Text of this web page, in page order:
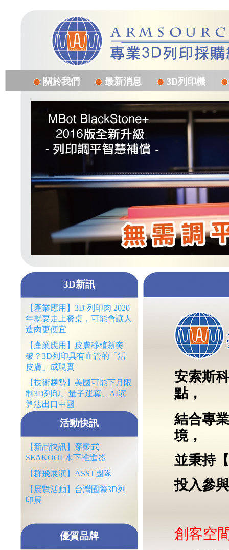
關於我們 最新消息 3D列印機
3D新訊
【產業應用】3D 列印肉 2020
年就要走上餐桌，可能會讓人
造肉更便宜
【產業應用】皮膚移植新突
破？3D列印具有血管的「活
皮膚」成現實
【技術趨勢】美國可能下月限
制3D列印、量子運算、AI演
算法出口中國
活動快訊
【新品快訊】穿載式
SEAKOOL水下推進器
【群飛展演】ASST團隊
【展覽活動】台灣國際3D列
印展
優質品牌
安索斯
點，
結合專
境，
並秉持
投入參
創客空